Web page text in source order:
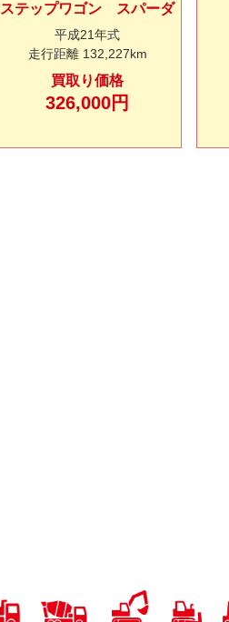
ステップワゴン スパーダ
平成21年式
走行距離 132,227km
買取り価格
326,000円